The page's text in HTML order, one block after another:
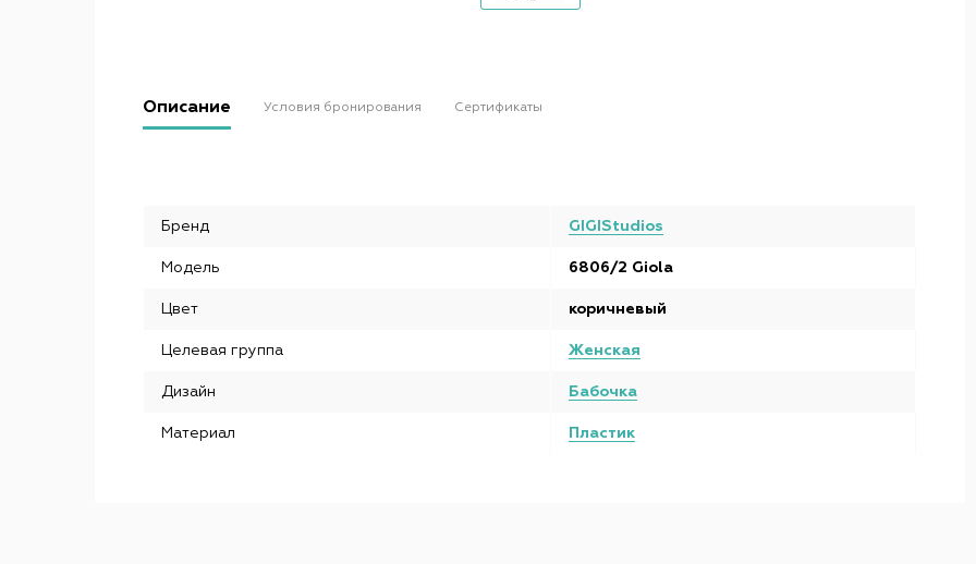
Описание Условия бронирования Сертификаты
Бренд GIGIStudios
Модель 6806/2 Giola
Цвет коричневый
Целевая группа Женская
Дизайн Бабочка
Материал Пластик